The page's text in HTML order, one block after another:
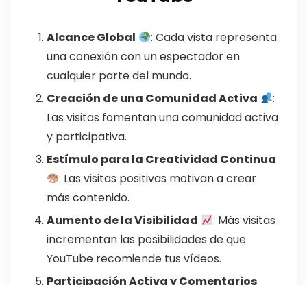
Alcance Global
: Cada vista representa
una conexión con un espectador en
cualquier parte del mundo.
Creación de una Comunidad Activa
:
Las visitas fomentan una comunidad activa
y participativa.
Estímulo para la Creatividad Continua
: Las visitas positivas motivan a crear
más contenido.
Aumento de la Visibilidad
: Más visitas
incrementan las posibilidades de que
YouTube recomiende tus vídeos.
Participación Activa y Comentarios